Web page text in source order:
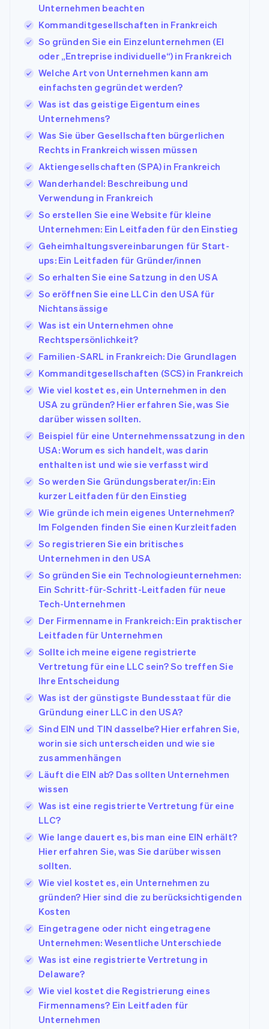
Unternehmen beachten
Kommanditgesellschaften in Frankreich
So gründen Sie ein Einzelunternehmen (EI
oder „Entreprise individuelle“) in Frankreich
Welche Art von Unternehmen kann am
einfachsten gegründet werden?
Was ist das geistige Eigentum eines
Unternehmens?
Was Sie über Gesellschaften bürgerlichen
Rechts in Frankreich wissen müssen
Aktiengesellschaften (SPA) in Frankreich
Wanderhandel: Beschreibung und
Verwendung in Frankreich
So erstellen Sie eine Website für kleine
Unternehmen: Ein Leitfaden für den Einstieg
Geheimhaltungsvereinbarungen für Start-
ups: Ein Leitfaden für Gründer/innen
So erhalten Sie eine Satzung in den USA
So eröffnen Sie eine LLC in den USA für
Nichtansässige
Was ist ein Unternehmen ohne
Rechtspersönlichkeit?
Familien-SARL in Frankreich: Die Grundlagen
Kommanditgesellschaften (SCS) in Frankreich
Wie viel kostet es, ein Unternehmen in den
USA zu gründen? Hier erfahren Sie, was Sie
darüber wissen sollten.
Beispiel für eine Unternehmenssatzung in den
USA: Worum es sich handelt, was darin
enthalten ist und wie sie verfasst wird
So werden Sie Gründungsberater/in: Ein
kurzer Leitfaden für den Einstieg
Wie gründe ich mein eigenes Unternehmen?
Im Folgenden finden Sie einen Kurzleitfaden
So registrieren Sie ein britisches
Unternehmen in den USA
So gründen Sie ein Technologieunternehmen:
Ein Schritt-für-Schritt-Leitfaden für neue
Tech-Unternehmen
Der Firmenname in Frankreich: Ein praktischer
Leitfaden für Unternehmen
Sollte ich meine eigene registrierte
Vertretung für eine LLC sein? So treffen Sie
Ihre Entscheidung
Was ist der günstigste Bundesstaat für die
Gründung einer LLC in den USA?
Sind EIN und TIN dasselbe? Hier erfahren Sie,
worin sie sich unterscheiden und wie sie
zusammenhängen
Läuft die EIN ab? Das sollten Unternehmen
wissen
Was ist eine registrierte Vertretung für eine
LLC?
Wie lange dauert es, bis man eine EIN erhält?
Hier erfahren Sie, was Sie darüber wissen
sollten.
Wie viel kostet es, ein Unternehmen zu
gründen? Hier sind die zu berücksichtigenden
Kosten
Eingetragene oder nicht eingetragene
Unternehmen: Wesentliche Unterschiede
Was ist eine registrierte Vertretung in
Delaware?
Wie viel kostet die Registrierung eines
Firmennamens? Ein Leitfaden für
Unternehmen